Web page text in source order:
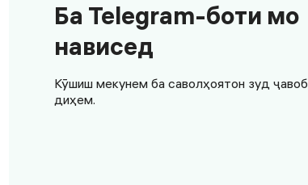
Ба Telegram-боти мо
нависед
Кӯшиш мекунем ба саволҳоятон зуд ҷавоб
диҳем.